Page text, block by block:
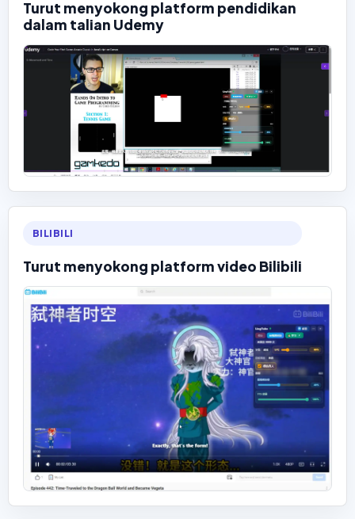
Turut menyokong platform pendidikan
dalam talian Udemy
BILIBILI
Turut menyokong platform video Bilibili